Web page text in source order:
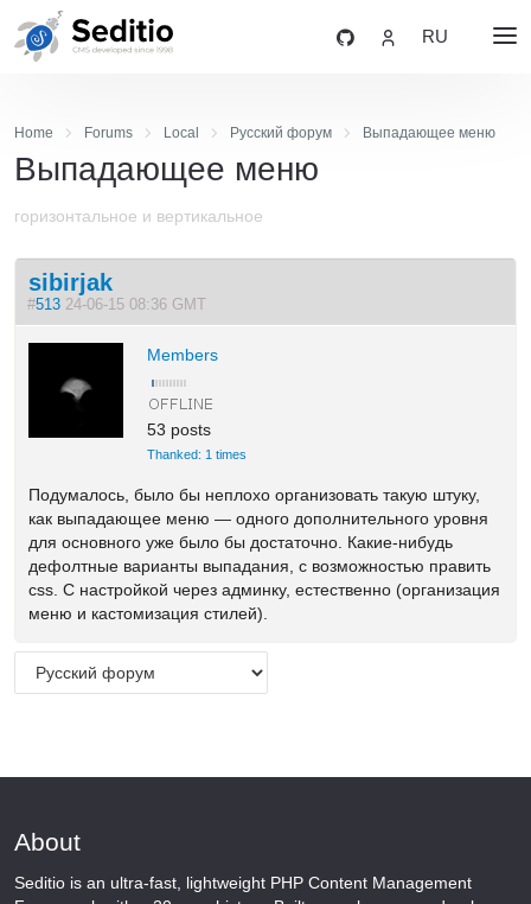
RU
Home Forums Local Русский форум Выпадающее меню
Выпадающее меню
горизонтальное и вертикальное
sibirjak
#513 24-06-15 08:36 GMT
Members
53 posts
Thanked: 1 times
Подумалось, было бы неплохо организовать такую штуку,
как выпадающее меню — одного дополнительного уровня
для основного уже было бы достаточно. Какие-нибудь
дефолтные варианты выпадания, с возможностью править
css. С настройкой через админку, естественно (организация
меню и кастомизация стилей).
About
Seditio is an ultra-fast, lightweight PHP Content Management